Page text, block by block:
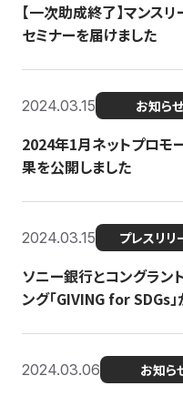
【一次助成終了】マンス
セミナーを届けました
2024.03.15 お知らせ
2024年1月ネットプロモ
果を公開しました
2024.03.15 プレスリリ
ソニー銀行とコングラン
ング「GIVING for SDGs
2024.03.06 お知ら